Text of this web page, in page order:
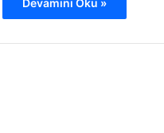
Devamını Oku »